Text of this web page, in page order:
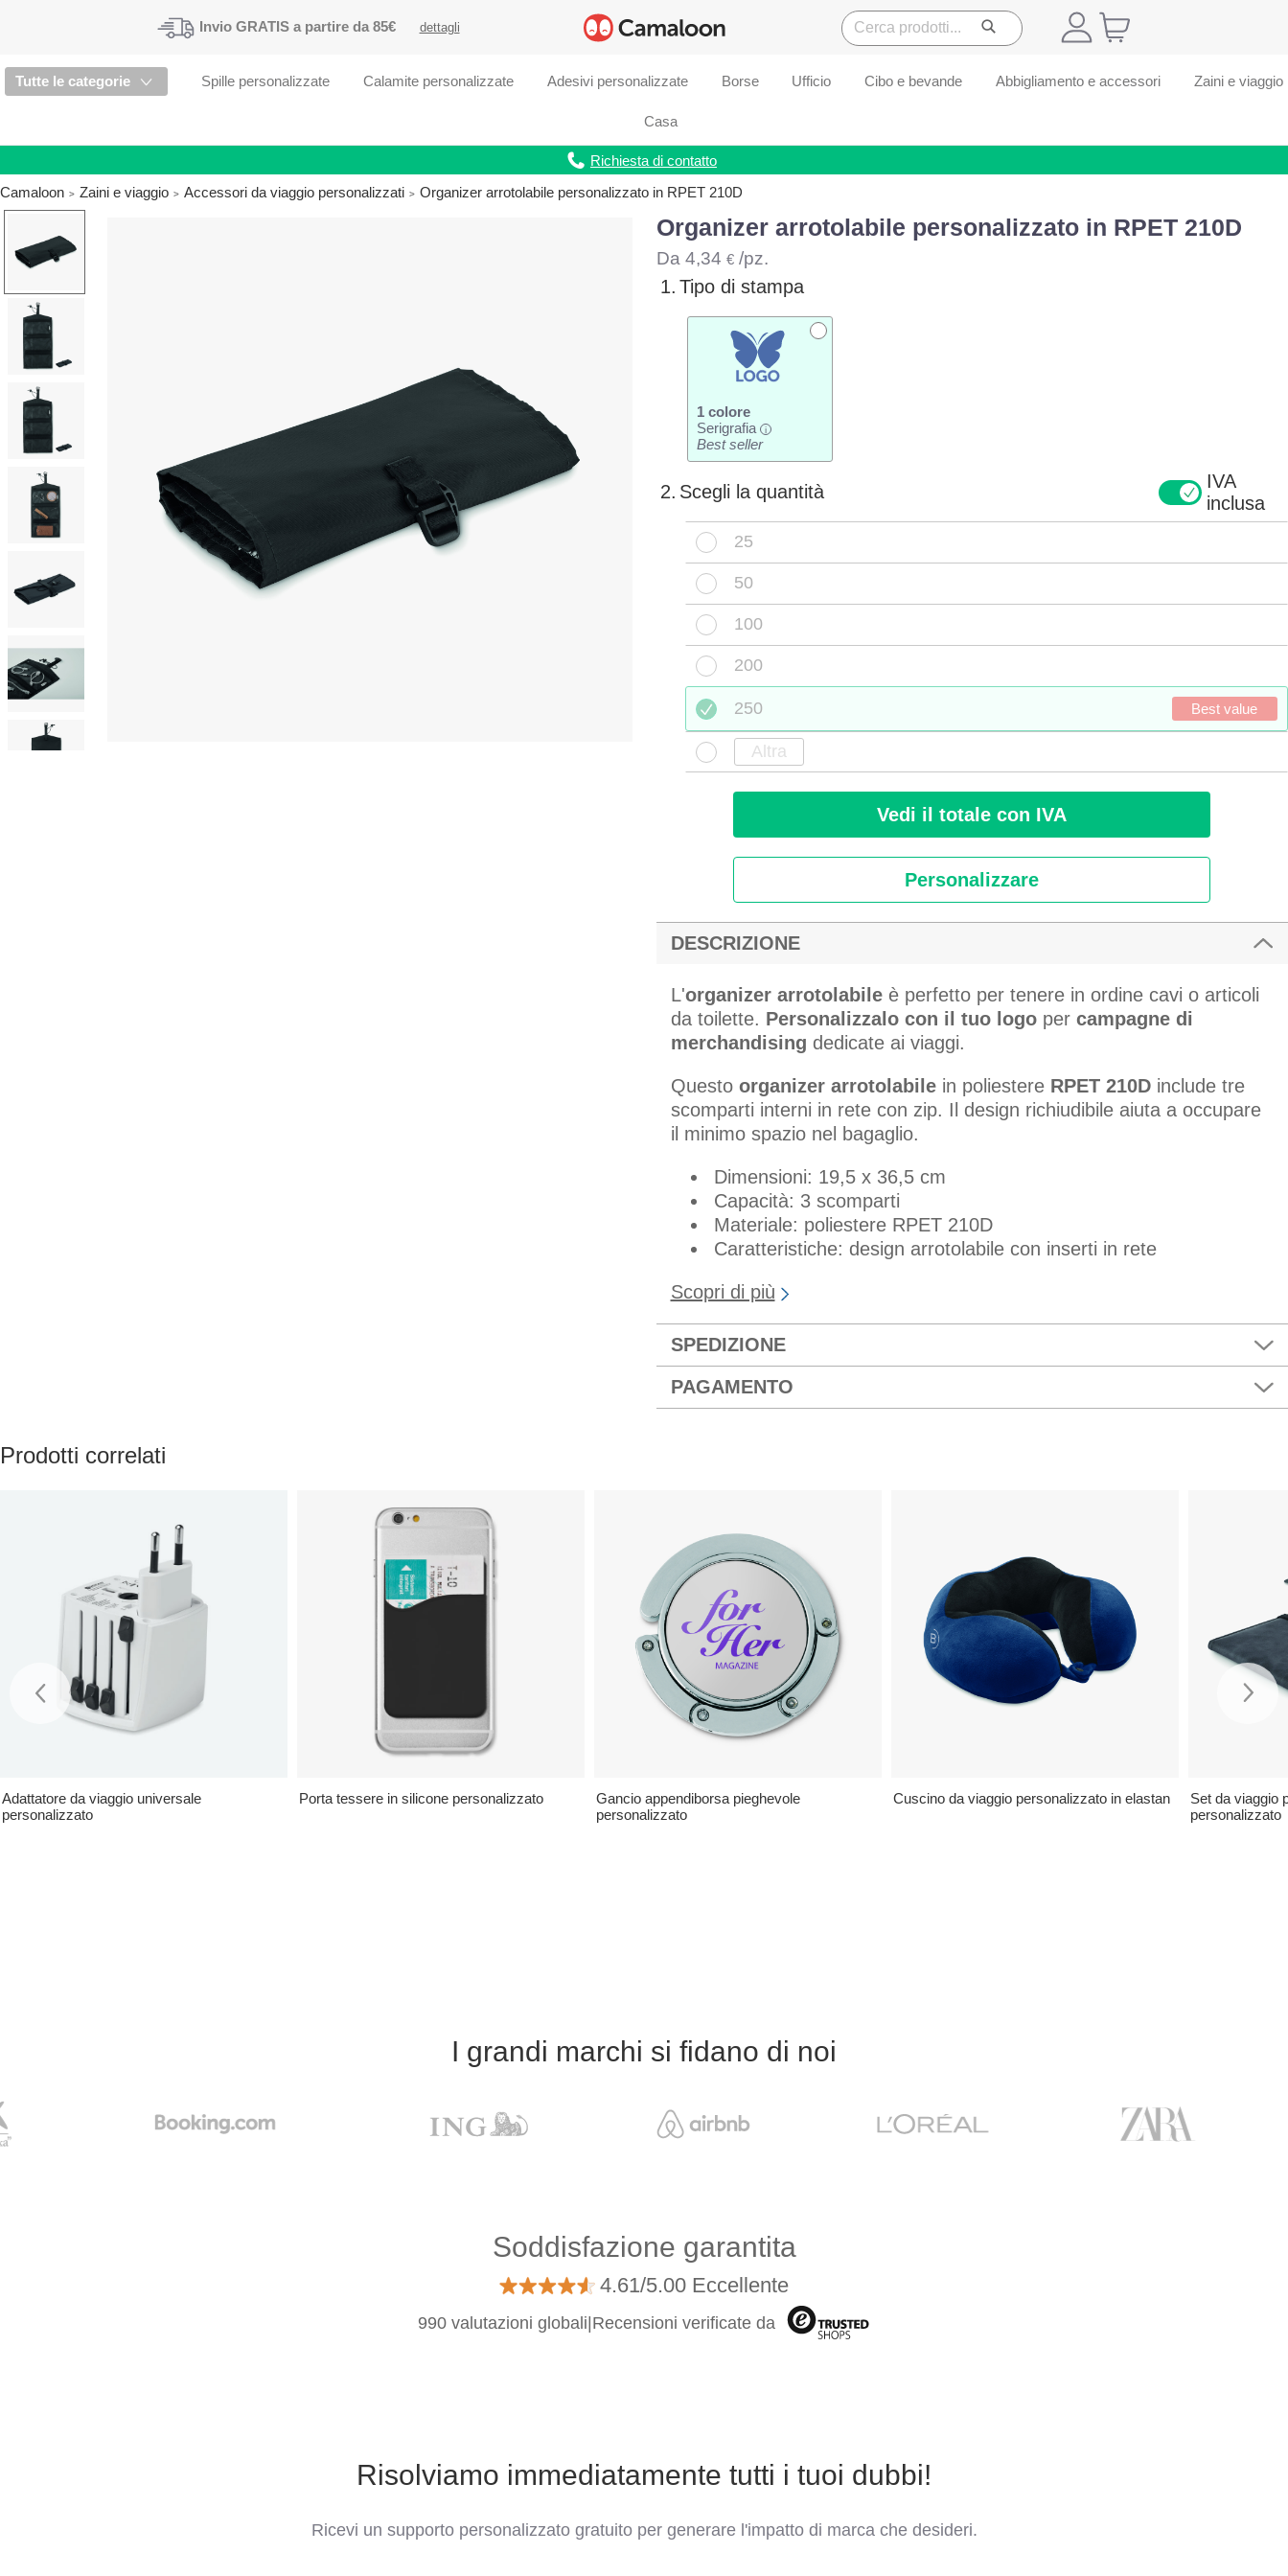
Invio GRATIS a partire da 85€ dettagli
Tutte le categorie Spille personalizzate Calamite personalizzate Adesivi personalizzate Borse Ufficio Cibo e bevande Abbigliamento e accessori Zaini e viaggio
Casa
Richiesta di contatto
Camaloon
Zaini e viaggio Accessori da viaggio personalizzati Organizer arrotolabile personalizzato in RPET 210D
Organizer arrotolabile personalizzato in RPET 210D
Da 4,34 €/pz.
1. Tipo di stampa
1 colore
Serigrafia
i
Best seller
2. Scegli la quantità
IVA
inclusa
25
50
100
200
250 Best value
Vedi il totale con IVA
Personalizzare
DESCRIZIONE
L'organizer arrotolabileè perfetto per tenere in ordine cavi o articoli
da toilette. Personalizzalo con il tuo logoper campagne di
merchandising dedicate ai viaggi.
Questo organizer arrotolabilein poliestere RPET 210Dinclude tre
scomparti interni in rete con zip. Il design richiudibile aiuta a occupare
il minimo spazio nel bagaglio.
Dimensioni: 19,5 x 36,5 cm
Capacità: 3 scomparti
Materiale: poliestere RPET 210D
Caratteristiche: design arrotolabile con inserti in rete
Scopri di più
SPEDIZIONE
PAGAMENTO
Prodotti correlati
Adattatore da viaggio universale
personalizzato
Porta tessere in silicone personalizzato
Gancio appendiborsa pieghevole
personalizzato
Cuscino da viaggio personalizzato in elastan
Set da viaggio
personalizzato
I grandi marchi si fidano di noi
Soddisfazione garantita
4.61/5.00 Eccellente
990 valutazioni globali Recensioni verificate da
Risolviamo immediatamente tutti i tuoi dubbi!
Ricevi un supporto personalizzato gratuito per generare l'impatto di marca che desideri.